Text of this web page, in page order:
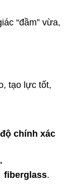
“đầm” vừa,
tạo lực tốt,
độ chính xác
fiberglass.